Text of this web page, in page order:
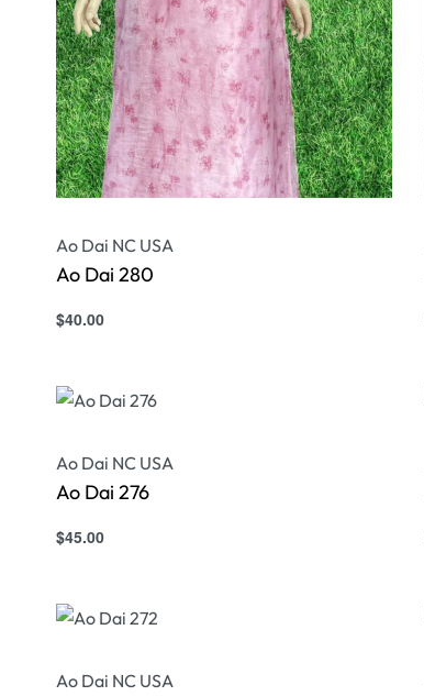
Ao Dai NC USA
Ao Dai 280
$40.00
Ao Dai NC USA
Ao Dai 276
$45.00
Ao Dai NC USA